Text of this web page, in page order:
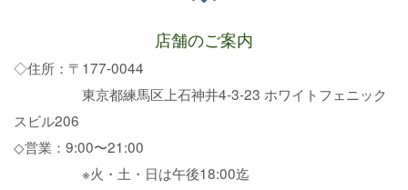
店舗のご案内
◇住所：〒177-0044
東京都練馬区上石神井4-3-23 ホワイトフェニック
スビル206
◇営業：9:00〜21:00
※火・土・日は午後18:00迄